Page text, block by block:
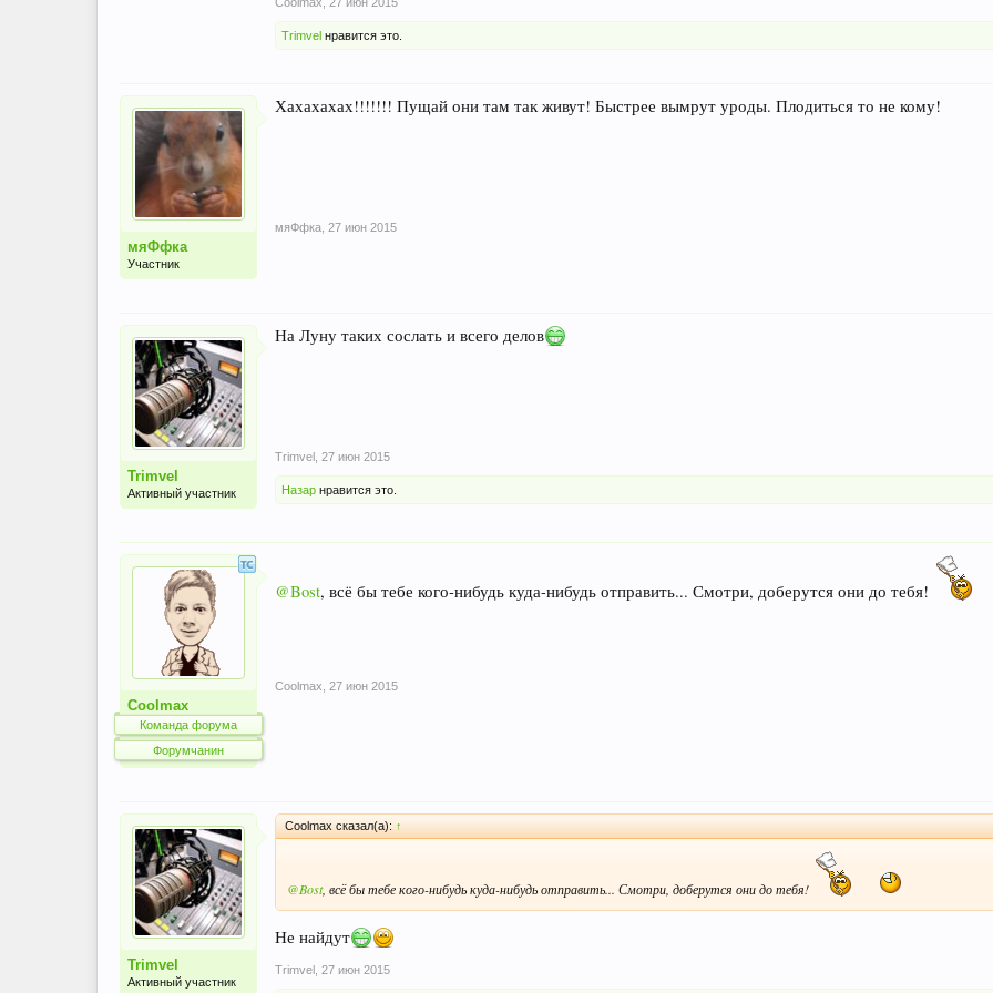
Trimvel нравится это.
мяФфка
Участник
Хахахахах!!!!!!! Пущай они там так живут! Быстрее вымрут уроды. Плодиться то не кому!
мяФфка 27 июн 2015
Trimvel
Активный участник
На Луну таких сослать и всего делов
Trimvel 27 июн 2015
Назар нравится это.
Coolmax
Команда форума
Форумчанин
@Bost, всё бы тебе кого-нибудь куда-нибудь отправить... Смотри, доберутся они до тебя!
Coolmax 27 июн 2015
Trimvel
Активный участник
Coolmax сказал(а): ↑
@Bost, всё бы тебе кого-нибудь куда-нибудь отправить... Смотри, доберутся они до тебя!
Не найдут
Trimvel 27 июн 2015